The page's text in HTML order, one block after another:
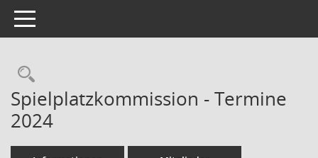
Toggle navigation
Rechercheauswahl
Spielplatzkommission - Termine
2024